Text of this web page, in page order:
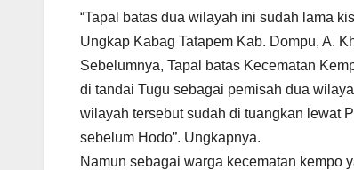
“Tapal batas dua wilayah ini sudah lama
Ungkap Kabag Tatapem Kab. Dompu, A.
Sebelumnya, Tapal batas Kecematan
di tandai Tugu sebagai pemisah dua
wilayah tersebut sudah di tuangkan lewat
sebelum Hodo”. Ungkapnya.
Namun sebagai warga kecematan kempo